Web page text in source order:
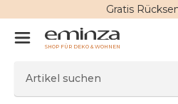
Gratis
SHOP FÜR DEKO & WOHNEN